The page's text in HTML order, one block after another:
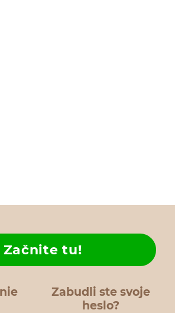
Zabudli ste svoje
heslo?
Začnite tu!